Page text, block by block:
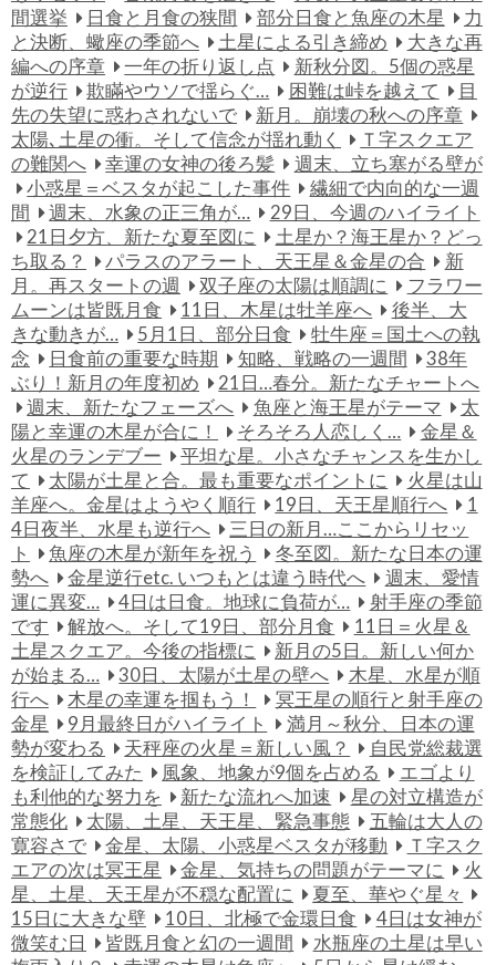
間選挙
日食と月食の狭間 部分日食と魚座の木星
力
と決断、蠍座の季節へ
土星による引き締め
大きな再
編への序章
一年の折り返し点
新秋分図。5個の惑星
が逆行
欺瞞やウソで揺らぐ… 困難は峠を越えて
目
先の失望に惑わされないで
新月。崩壊の秋への序章
太陽､土星の衝。そして信念が揺れ動く
Ｔ字スクエア
の難関へ
幸運の女神の後ろ髪
週末、立ち塞がる壁が
小惑星＝ベスタが起こした事件
繊細で内向的な一週
間
週末、水象の正三角が…
29日、今週のハイライト
21日夕方、新たな夏至図に
土星か？海王星か？どっ
ち取る？
パラスのアラート、天王星＆金星の合
新
月。再スタートの週
双子座の太陽は順調に
フラワー
ムーンは皆既月食
11日、木星は牡羊座へ
後半、大
きな動きが…
5月1日、部分日食
牡牛座＝国土への執
念
日食前の重要な時期 知略、戦略の一週間
38年
ぶり！新月の年度初め
21日…春分。新たなチャートへ
週末、新たなフェーズへ
魚座と海王星がテーマ
太
陽と幸運の木星が合に！
そろそろ人恋しく…
金星＆
火星のランデブー
平坦な星。小さなチャンスを生かし
て
太陽が土星と合。最も重要なポイントに
火星は山
羊座へ。金星はようやく順行
19日、天王星順行へ
1
4日夜半、水星も逆行へ
三日の新月…ここからリセッ
ト
魚座の木星が新年を祝う
冬至図。新たな日本の運
勢へ
金星逆行etc. いつもとは違う時代へ
週末、愛情
運に異変…
4日は日食。地球に負荷が…
射手座の季節
です
解放へ。そして19日、部分月食
11日＝火星＆
土星スクエア。今後の指標に
新月の5日。新しい何か
が始まる…
30日、太陽が土星の壁へ
木星、水星が順
行へ
木星の幸運を掴もう！
冥王星の順行と射手座の
金星
9月最終日がハイライト
満月～秋分、日本の運
勢が変わる
天秤座の火星＝新しい風？
自民党総裁選
を検証してみた
風象、地象が9個を占める
エゴより
も利他的な努力を
新たな流れへ加速
星の対立構造が
常態化
太陽、土星、天王星、緊急事態
五輪は大人の
寛容さで
金星、太陽、小惑星ベスタが移動
Ｔ字スク
エアの次は冥王星
金星、気持ちの問題がテーマに
火
星、土星、天王星が不穏な配置に
夏至、華やぐ星々
15日に大きな壁
10日、北極で金環日食
4日は女神が
微笑む日
皆既月食と幻の一週間
水瓶座の土星は早い